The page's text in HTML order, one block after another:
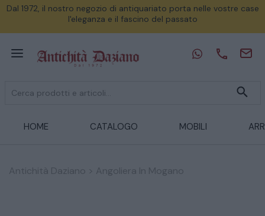
Dal 1972, il nostro negozio di antiquariato porta nelle vostre case
l'eleganza e il fascino del passato
HOME CATALOGO MOBILI
Antichità Daziano Angoliera In Mogano